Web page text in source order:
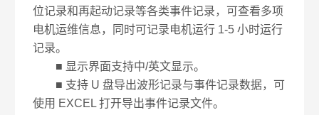
位记录和再起动记录等各类事件记录，可查看多项
电机运维信息，同时可记录电机运行 1-5 小时运行
记录。
■ 显示界面支持中/英文显示。
■ 支持 U 盘导出波形记录与事件记录数据，可
使用 EXCEL 打开导出事件记录文件。